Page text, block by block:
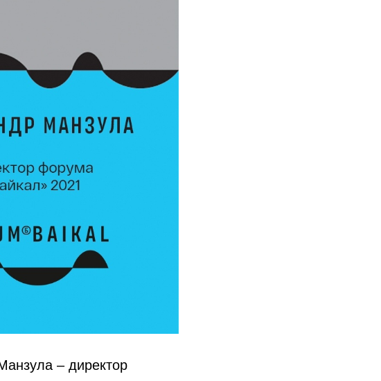
– директор